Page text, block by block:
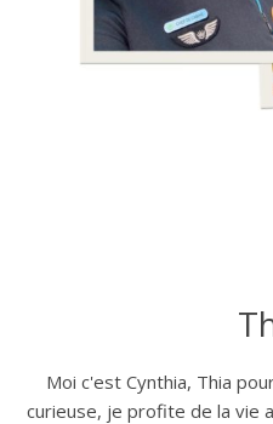
Moi c'est Cynthia, Thia
curieuse, je profite de la vie